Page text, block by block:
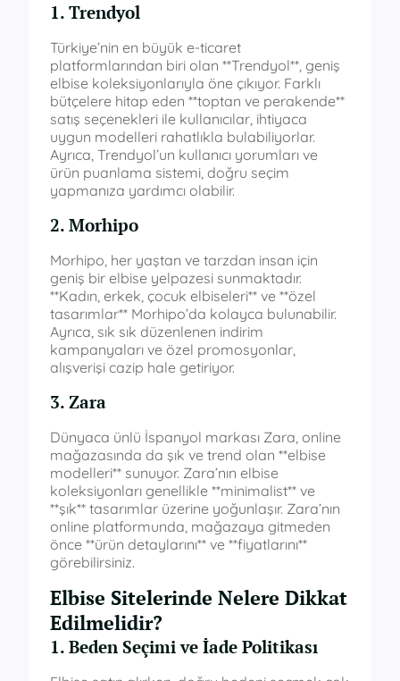
1. Trendyol
Türkiye’nin en büyük e-ticaret
platformlarından biri olan **Trendyol**, geniş
elbise koleksiyonlarıyla öne çıkıyor. Farklı
bütçelere hitap eden **toptan ve perakende**
satış seçenekleri ile kullanıcılar, ihtiyaca
uygun modelleri rahatlıkla bulabiliyorlar.
Ayrıca, Trendyol’un kullanıcı yorumları ve
ürün puanlama sistemi, doğru seçim
yapmanıza yardımcı olabilir.
2. Morhipo
Morhipo, her yaştan ve tarzdan insan için
geniş bir elbise yelpazesi sunmaktadır.
**Kadın, erkek, çocuk elbiseleri** ve **özel
tasarımlar** Morhipo’da kolayca bulunabilir.
Ayrıca, sık sık düzenlenen indirim
kampanyaları ve özel promosyonlar,
alışverişi cazip hale getiriyor.
3. Zara
Dünyaca ünlü İspanyol markası Zara, online
mağazasında da şık ve trend olan **elbise
modelleri** sunuyor. Zara’nın elbise
koleksiyonları genellikle **minimalist** ve
**şık** tasarımlar üzerine yoğunlaşır. Zara’nın
online platformunda, mağazaya gitmeden
önce **ürün detaylarını** ve **fiyatlarını**
görebilirsiniz.
Elbise Sitelerinde Nelere Dikkat
Edilmelidir?
1. Beden Seçimi ve İade Politikası